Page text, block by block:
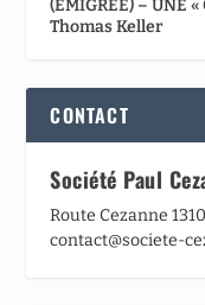
(ÉMIGRÉE) – UNE
Thomas Keller
CONTACT
Société Paul
Route Cezanne
contact@societe-